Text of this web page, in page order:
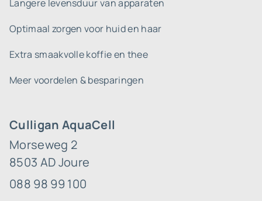
Culligan AquaCell
Morseweg 2
8503 AD Joure
088 98 99 100
Langere levensduur van apparaten
Optimaal zorgen voor huid en haar
Extra smaakvolle koffie en thee
Meer voordelen & besparingen